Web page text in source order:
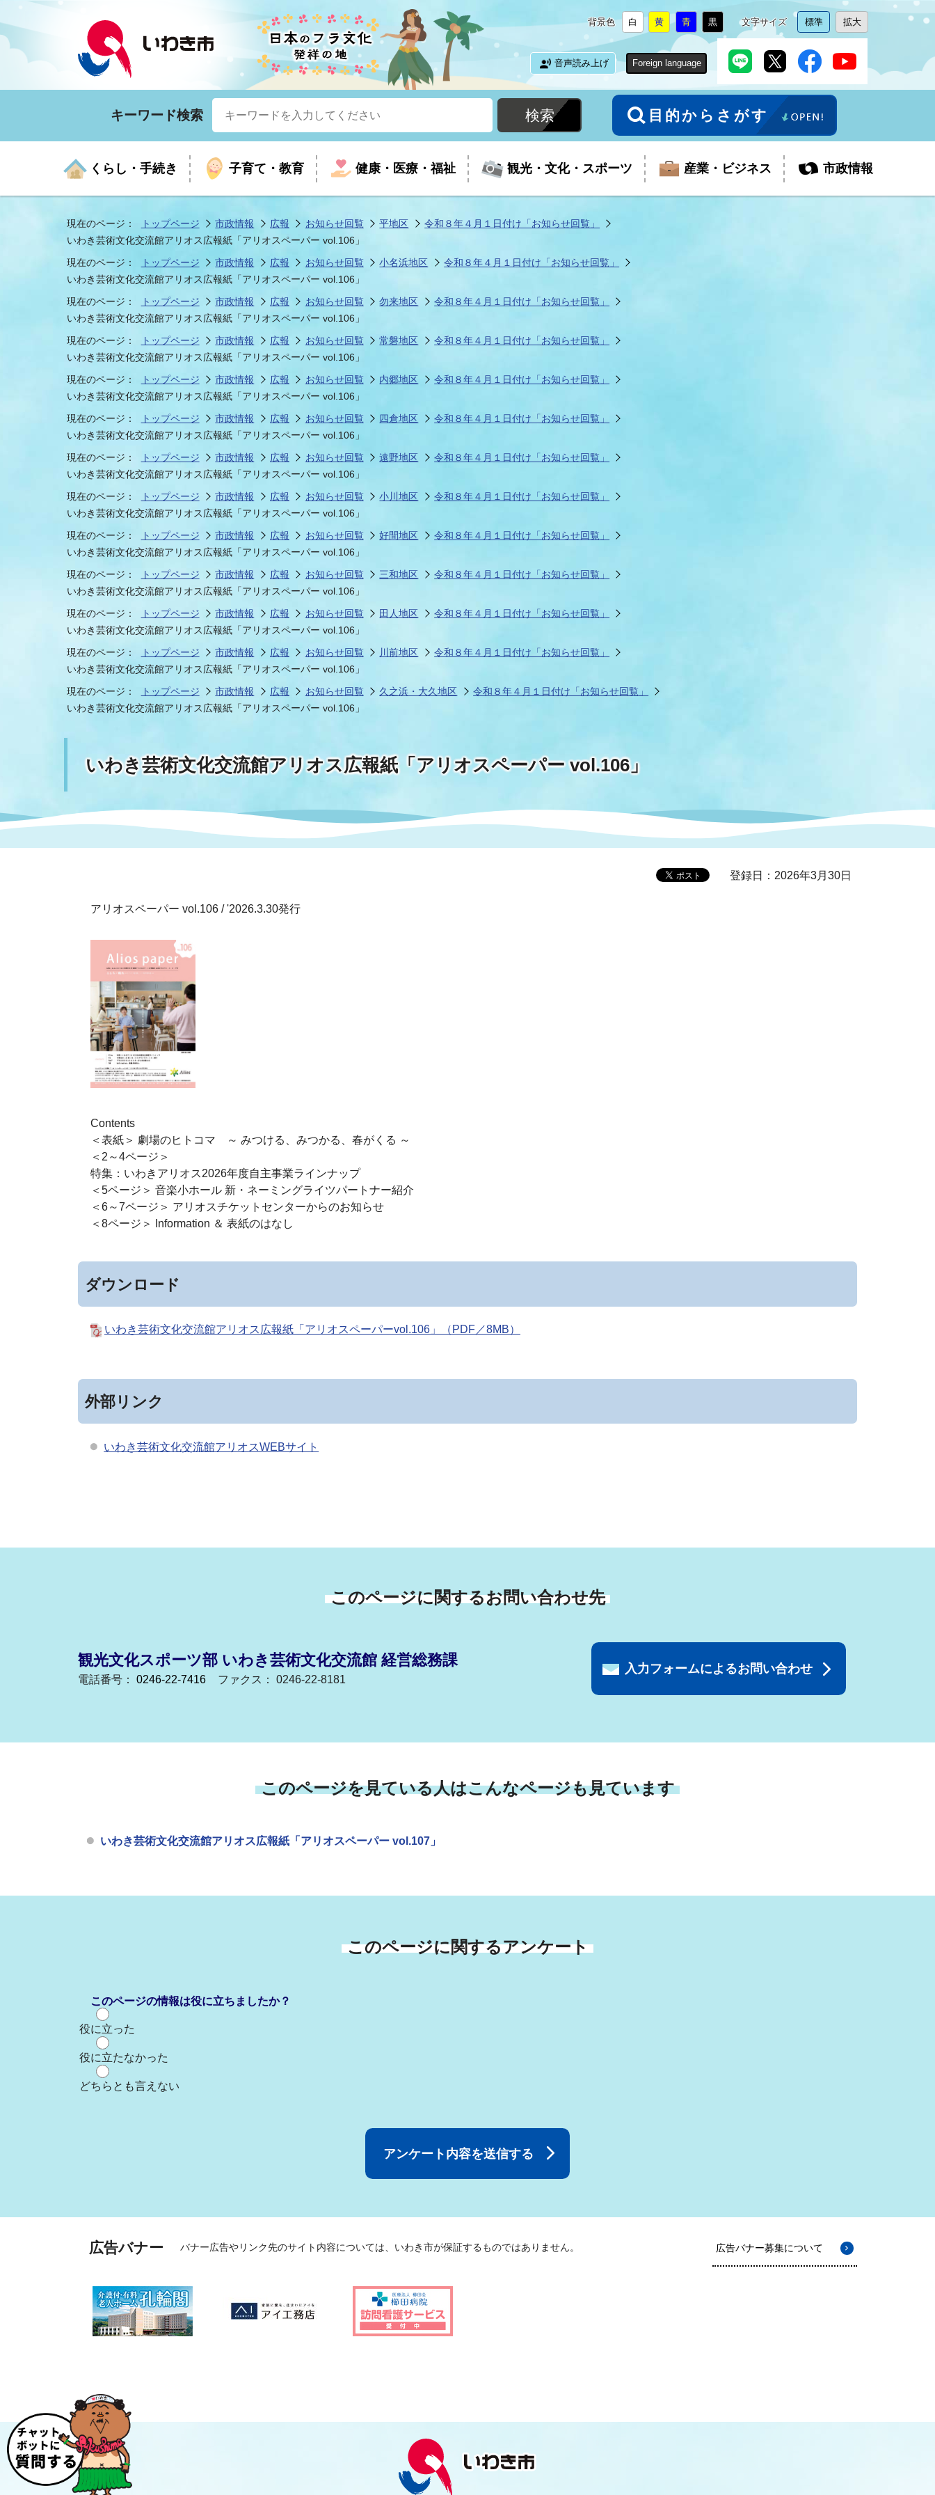
背景色
背
景
色
を
白
に
更
背
色
を
黄
に
更
背
色
を
青
に
更
背
景
黒
に
変
文字サイズ
文
字
サ
イ
を
標準
に
変
文
字
サ
イ
拡大
に
変
音声読み上げ
Foreign language
キーワード検索 目的からさがす
くらし・手続き
くらしの手続きガイド いざという時に
年金・保険 マイナンバー 住まい・生活・相談
まちづくり 地域情報
いわき市女性活躍推進ポータ
ルサイト
雇用・労働 産業
電子サービス オープンデータ・活用事例
子育て・教育
生涯学習 子育て
健康・医療・福祉
医療 健康
高齢者福祉・介護 地域包括ケア(介護予防等) 福祉事業者向け情報
設ページ
観光・文化・スポーツ
お知らせ 年間イベントの案内
目的から探す モデルコース 歴史・文化
スポーツ 施設関連情報
いわき市へのアクセス いわき市立美術館
産業・ビジネス
入札・契約 産業振興
企業立地 福祉・介護 都市計画・開発・建築
保健・衛生 指定管理者
市政情報
市の紹介 市長室
市の統計 広報 広聴
職員 行政計画
公売 市の制度 監査
市議会 審議会など
監査委員 農業委員会
市民意見募集(パブリックコ
現在のページ： トップページ 市政情報 広報 お知らせ回覧 平地区
令和８年４月１日付け「お知らせ回覧」
いわき芸術文化交流館アリオス広報紙「アリオスペーパー vol.106」
現在のページ：
トップページ 市政情報 広報 お知らせ回覧 小名浜地区
令和８年４月１日付け「お知らせ回覧」
いわき芸術文化交流館アリオス広報紙「アリオスペーパー vol.106」
現在のページ：
トップページ 市政情報 広報 お知らせ回覧 勿来地区
令和８年４月１日付け「お知らせ回覧」
いわき芸術文化交流館アリオス広報紙「アリオスペーパー vol.106」
現在のページ：
トップページ 市政情報 広報 お知らせ回覧 常磐地区
令和８年４月１日付け「お知らせ回覧」
いわき芸術文化交流館アリオス広報紙「アリオスペーパー vol.106」
現在のページ：
トップページ 市政情報 広報 お知らせ回覧 内郷地区
令和８年４月１日付け「お知らせ回覧」
いわき芸術文化交流館アリオス広報紙「アリオスペーパー vol.106」
現在のページ：
トップページ 市政情報 広報 お知らせ回覧 四倉地区
令和８年４月１日付け「お知らせ回覧」
いわき芸術文化交流館アリオス広報紙「アリオスペーパー vol.106」
現在のページ：
トップページ 市政情報 広報 お知らせ回覧 遠野地区
令和８年４月１日付け「お知らせ回覧」
いわき芸術文化交流館アリオス広報紙「アリオスペーパー vol.106」
現在のページ：
トップページ 市政情報 広報 お知らせ回覧 小川地区
令和８年４月１日付け「お知らせ回覧」
いわき芸術文化交流館アリオス広報紙「アリオスペーパー vol.106」
現在のページ：
トップページ 市政情報 広報 お知らせ回覧 好間地区
令和８年４月１日付け「お知らせ回覧」
いわき芸術文化交流館アリオス広報紙「アリオスペーパー vol.106」
現在のページ：
トップページ 市政情報 広報 お知らせ回覧 三和地区
令和８年４月１日付け「お知らせ回覧」
いわき芸術文化交流館アリオス広報紙「アリオスペーパー vol.106」
現在のページ：
トップページ 市政情報 広報 お知らせ回覧 田人地区
令和８年４月１日付け「お知らせ回覧」
いわき芸術文化交流館アリオス広報紙「アリオスペーパー vol.106」
現在のページ：
トップページ 市政情報 広報 お知らせ回覧 川前地区
令和８年４月１日付け「お知らせ回覧」
いわき芸術文化交流館アリオス広報紙「アリオスペーパー vol.106」
現在のページ：
トップページ 市政情報 広報 お知らせ回覧 久之浜・大久地区
令和８年４月１日付け「お知らせ回覧」
いわき芸術文化交流館アリオス広報紙「アリオスペーパー vol.106」
いわき芸術文化交流館アリオス広報紙「アリオスペーパー vol.106」
登録日：2026年3月30日
アリオスペーパー vol.106 / '2026.3.30発行
Contents
＜表紙＞ 劇場のヒトコマ ～ みつける、みつかる、春がくる ～
＜2～4ページ＞
特集：いわきアリオス2026年度自主事業ラインナップ
＜5ページ＞ 音楽小ホール 新・ネーミングライツパートナー紹介
＜6～7ページ＞ アリオスチケットセンターからのお知らせ
＜8ページ＞ Information ＆ 表紙のはなし
ダウンロード
いわき芸術文化交流館アリオス広報紙「アリオスペーパーvol.106」（PDF／8MB）
外部リンク
いわき芸術文化交流館アリオスWEBサイト
このページに関するお問い合わせ先
観光文化スポーツ部 いわき芸術文化交流館 経営総務課
電話番号： 0246-22-7416 ファクス： 0246-22-8181
入力フォームによるお問い合わせ
このページを見ている人はこんなページも見ています
いわき芸術文化交流館アリオス広報紙「アリオスペーパー vol.107」
このページに関するアンケート
このページの情報は役に立ちましたか？
役に立った
役に立たなかった
どちらとも言えない
広告バナー バナー広告やリンク先のサイト内容については、いわき市が保証するものではありません。 広告バナー募集について